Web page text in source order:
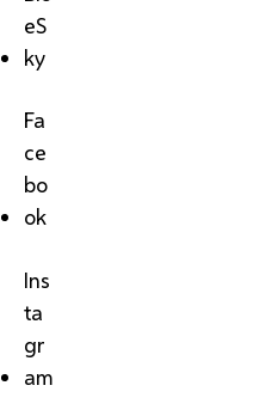
eS
ky
Fa
ce
bo
ok
Ins
ta
gr
am